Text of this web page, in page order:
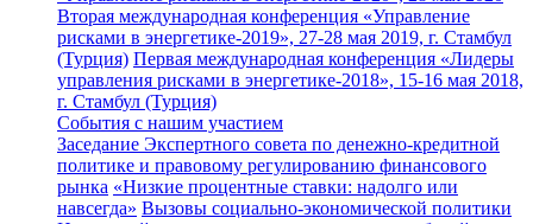
Вторая международная конференция «Управление
рисками в энергетике-2019», 27-28 мая 2019, г. Стамбул
(Турция) Первая международная конференция «Лидеры
управления рисками в энергетике-2018», 15-16 мая 2018,
г. Стамбул (Турция)
События с нашим участием
Заседание Экспертного совета по денежно-кредитной
политике и правовому регулированию финансового
рынка «Низкие процентные ставки: надолго или
навсегда» Вызовы социально-экономической политики